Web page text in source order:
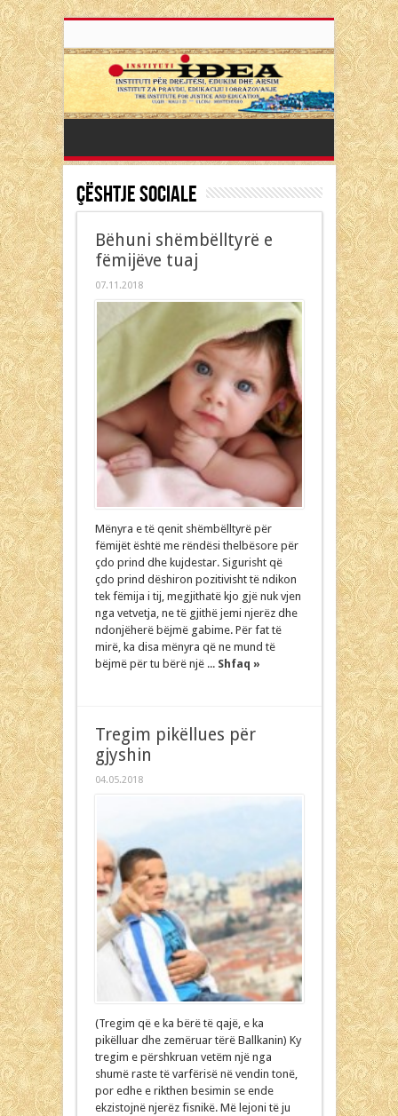
Çështje Sociale
Bëhuni shëmbëlltyrë e
fëmijëve tuaj
07.11.2018
Mënyra e të qenit shëmbëlltyrë për
fëmijët është me rëndësi thelbësore për
çdo prind dhe kujdestar. Sigurisht që
çdo prind dëshiron pozitivisht të ndikon
tek fëmija i tij, megjithatë kjo gjë nuk vjen
nga vetvetja, ne të gjithë jemi njerëz dhe
ndonjëherë bëjmë gabime. Për fat të
mirë, ka disa mënyra që ne mund të
bëjmë për tu bërë një ... Shfaq »
Tregim pikëllues për
gjyshin
04.05.2018
(Tregim që e ka bërë të qajë, e ka
pikëlluar dhe zemëruar tërë Ballkanin) Ky
tregim e përshkruan vetëm një nga
shumë raste të varfërisë në vendin tonë,
por edhe e rikthen besimin se ende
ekzistojnë njerëz fisnikë. Më lejoni të ju